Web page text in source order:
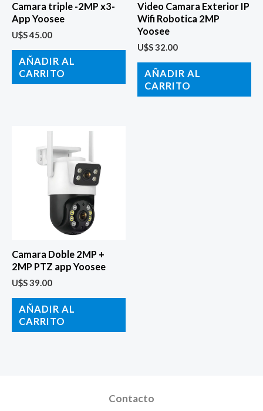
Camara triple -2MP x3-
App Yoosee
U$S45.00
AÑADIR AL
CARRITO
Video Camara Exterior IP
Wifi Robotica 2MP
Yoosee
U$S32.00
AÑADIR AL
CARRITO
Camara Doble 2MP +
2MP PTZ app Yoosee
U$S39.00
AÑADIR AL
CARRITO
Contacto